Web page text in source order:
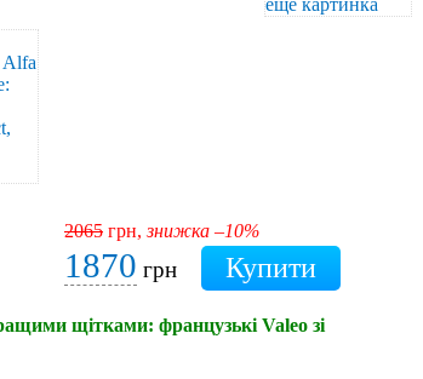
2065 грн,знижка –10%
1870 грн
щітками: французькі Valeo зі